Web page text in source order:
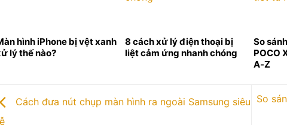
hình iPhone bị vệt xanh
lý thế nào?
8 cách xử lý điện thoại bị
liệt cảm ứng nhanh chóng
So
POCO
A-Z
Cách đưa nút chụp màn hình ra ngoài Samsung siêu So